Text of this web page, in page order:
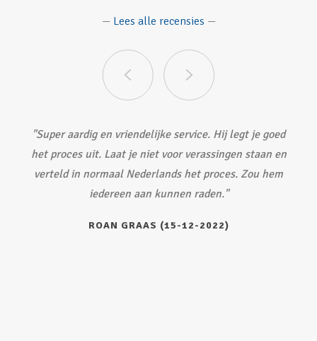
— Lees alle recensies —
"Super aardig en vriendelijke service. Hij legt je goed
het proces uit. Laat je niet voor verassingen staan en
verteld in normaal Nederlands het proces. Zou hem
iedereen aan kunnen raden."
ROAN GRAAS (15-12-2022)
"Het is aan de prijs, maar dat was aangekondigd. De
kwaliteit van het onderzoek is er ook naar. Sebastiaan
heeft alle aandacht en neemt je als klant goed mee in
zijn onderzoek!"
VAN DEN HOEK BART (15-12-2022)